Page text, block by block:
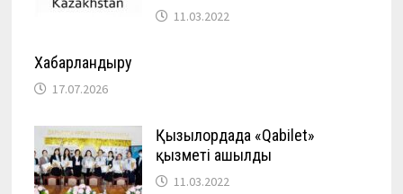
11.03.2022
Хабарландыру
17.07.2026
Қызылордада «Qabilet»
қызметі ашылды
11.03.2022